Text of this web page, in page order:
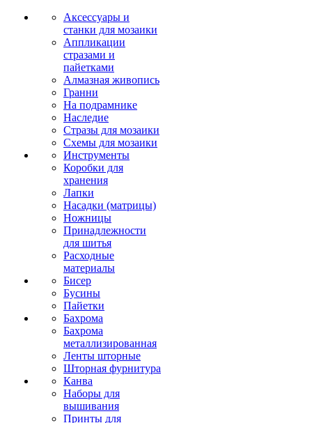
Аксессуары и
станки для мозаики
Аппликации
стразами и
пайетками
Алмазная живопись
Гранни
На подрамнике
Наследие
Стразы для мозаики
Схемы для мозаики
Инструменты
Коробки для
хранения
Лапки
Насадки (матрицы)
Ножницы
Принадлежности
для шитья
Расходные
материалы
Бисер
Бусины
Пайетки
Бахрома
Бахрома
металлизированная
Ленты шторные
Шторная фурнитура
Канва
Наборы для
вышивания
Принты для